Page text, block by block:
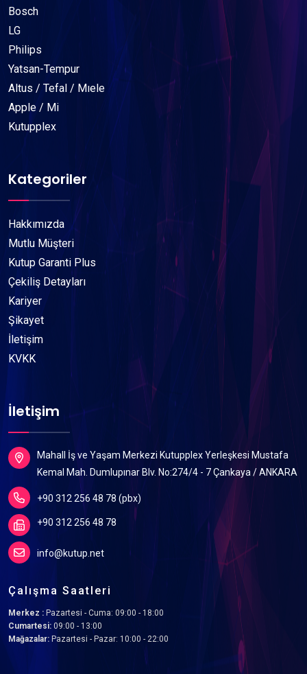
Bosch
LG
Philips
Yatsan-Tempur
Altus / Tefal / Mıele
Apple / Mi
Kutupplex
Kategoriler
Hakkımızda
Mutlu Müşteri
Kutup Garanti Plus
Çekiliş Detayları
Kariyer
Şikayet
İletişim
KVKK
İletişim
Mahall İş ve Yaşam Merkezi Kutupplex Yerleşkesi Mustafa
Kemal Mah. Dumlupınar Blv. No:274/4 - 7 Çankaya / ANKARA
+90 312 256 48 78 (pbx)
+90 312 256 48 78
info@kutup.net
Çalışma Saatleri
Merkez : Pazartesi - Cuma: 09:00 - 18:00
Cumartesi: 09:00 - 13:00
Mağazalar: Pazartesi - Pazar: 10:00 - 22:00